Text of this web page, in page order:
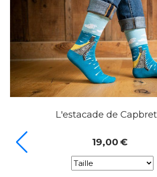
Les pommes de pin
17,00€